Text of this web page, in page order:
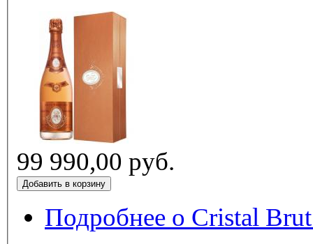
99 990,00 руб.
Подробнее о Cristal